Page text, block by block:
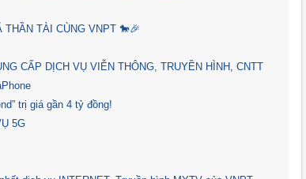
TÀI CÙNG VNPT 🐎🎉
CẤP DỊCH VỤ VIỄN THÔNG, TRUYỀN HÌNH, CNTT
trị giá gần 4 tỷ đồng!
5G